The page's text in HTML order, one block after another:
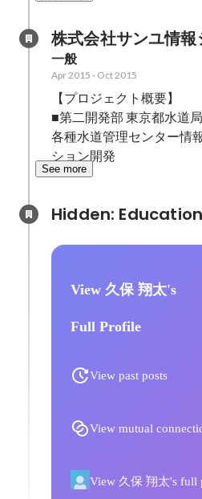
株式会社サンユ情報
一般
Apr 2015 - Oct 2015
【プロジェクト概要】
■第二開発部 東京都水道局
各種水道管理センター情
ション開発
See more
View 久保 翔太's
Full Profile
View past posts
View mutual
View 久保 翔太's full